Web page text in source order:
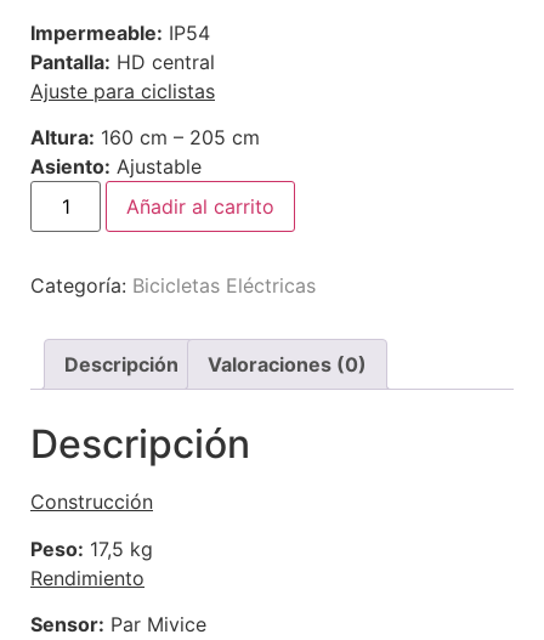
Impermeable: IP54
Pantalla: HD central
Ajuste para ciclistas
Altura: 160 cm – 205 cm
Asiento: Ajustable
Añadir al carrito
Categoría: Bicicletas Eléctricas
Descripción Valoraciones (0)
Descripción
Construcción
Peso: 17,5 kg
Rendimiento
Sensor: Par Mivice